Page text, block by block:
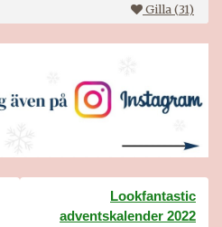
Gilla (31)
Lookfantastic
adventskalender 2022